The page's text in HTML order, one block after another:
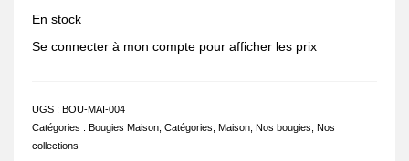
En stock
Se connecter à mon compte pour afficher les prix
UGS : BOU-MAI-004
Catégories : Bougies Maison Catégories Maison Nos bougies Nos
collections